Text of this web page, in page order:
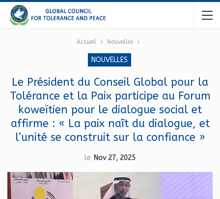
Accueil Nouvelles
NOUVELLES
Le Président du Conseil Global pour la
Tolérance et la Paix participe au Forum
koweïtien pour le dialogue social et
affirme : « La paix naît du dialogue, et
l’unité se construit sur la confiance »
le Nov 27, 2025